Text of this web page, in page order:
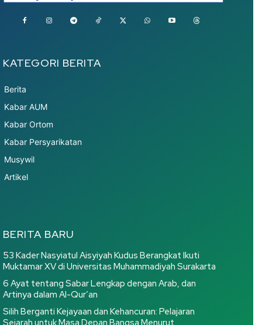
KATEGORI BERITA
Berita
Kabar AUM
Kabar Ortom
Kabar Persyarikatan
Musywil
Artikel
BERITA BARU
53 Kader Nasyiatul Aisyiyah Kudus Berangkat Ikuti
Muktamar XV di Universitas Muhammadiyah Surakarta
6 Ayat tentang Sabar Lengkap dengan Arab, dan
Artinya dalam Al-Qur’an
Silih Berganti Kejayaan dan Kehancuran: Pelajaran